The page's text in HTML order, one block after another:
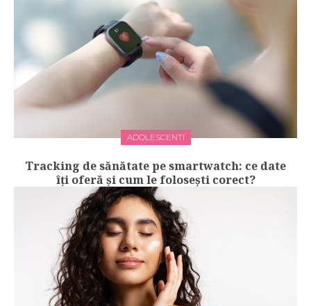
ADOLESCENTI
Tracking de sănătate pe smartwatch: ce date
îți oferă și cum le folosești corect?